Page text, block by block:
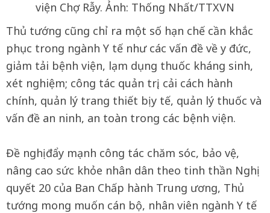
viện Chợ Rẫy. Ảnh: Thống Nhất/TTXVN
Thủ tướng cũng chỉ ra một số hạn chế cần khắc
phục trong ngành Y tế như các vấn đề về y đức,
giảm tải bệnh viện, lạm dụng thuốc kháng sinh,
xét nghiệm; công tác quản trị, cải cách hành
chính, quản lý trang thiết bị y tế, quản lý thuốc và
vấn đề an ninh, an toàn trong các bệnh viện.
Đề nghị đẩy mạnh công tác chăm sóc, bảo vệ,
nâng cao sức khỏe nhân dân theo tinh thần Nghị
quyết 20 của Ban Chấp hành Trung ương, Thủ
tướng mong muốn cán bộ, nhân viên ngành Y tế